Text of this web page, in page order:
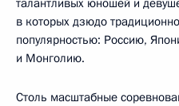
талантливых юношей и
в которых дзюдо
популярностью: Россию,
и Монголию.
Столь масштабные